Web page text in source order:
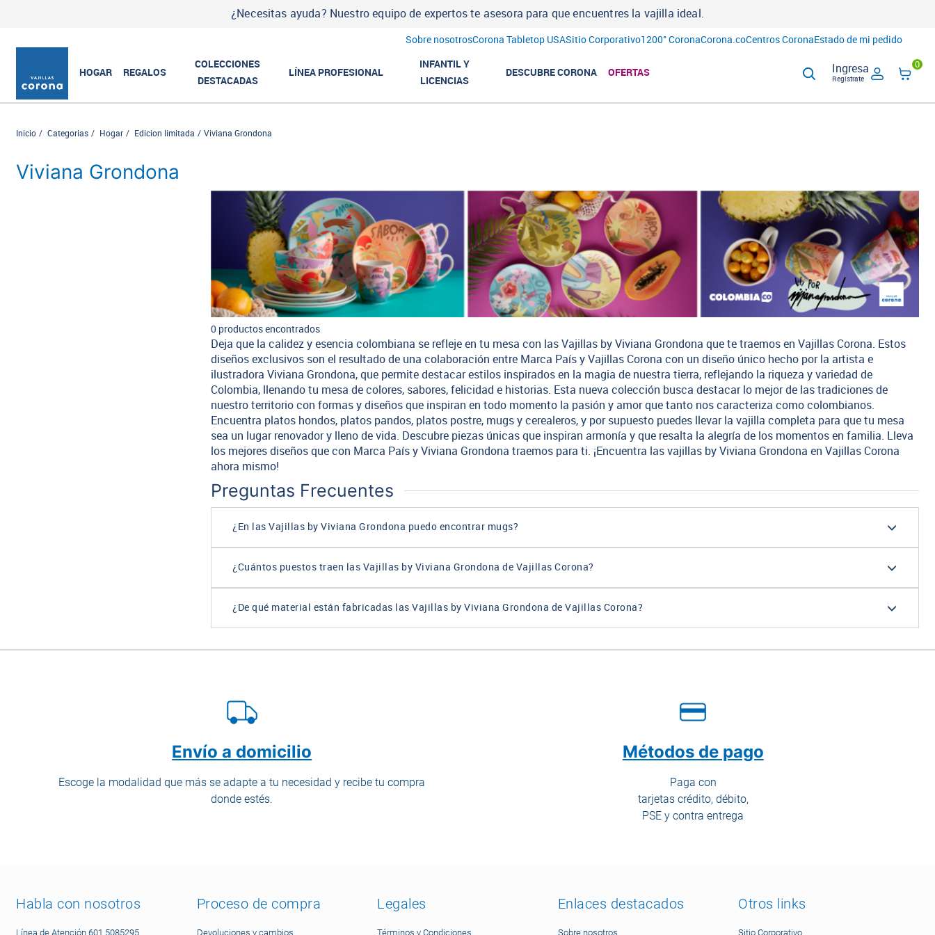
¿Necesitas ayuda? Nuestro equipo de expertos te asesora para que encuentres la vajilla ideal.
Sobre nosotrosCorona Tabletop USASitio Corporativo1200° CoronaCorona.coCentros CoronaEstado de mi pedido
HOGAR REGALOS
COLECCIONES
DESTACADAS
LÍNEA PROFESIONAL
INFANTIL Y
LICENCIAS
DESCUBRE CORONA OFERTAS Ingresa
Regístrate
0
Inicio Categorias Hogar Edicion limitada Viviana Grondona
Viviana Grondona
0 productos encontrados
Deja que la calidez y esencia colombiana se refleje en tu mesa con las Vajillas by Viviana Grondona que te traemos en Vajillas Corona. Estos
diseños exclusivos son el resultado de una colaboración entre Marca País y Vajillas Corona con un diseño único hecho por la artista e
ilustradora Viviana Grondona, que permite destacar estilos inspirados en la magia de nuestra tierra, reflejando la riqueza y variedad de
Colombia, llenando tu mesa de colores, sabores, felicidad e historias. Esta nueva colección busca destacar lo mejor de las tradiciones de
nuestro territorio con formas y diseños que inspiran en todo momento la pasión y amor que tanto nos caracteriza como colombianos.
Encuentra platos hondos, platos pandos, platos postre, mugs y cerealeros, y por supuesto puedes llevar la vajilla completa para que tu mesa
sea un lugar renovador y lleno de vida. Descubre piezas únicas que inspiran armonía y que resalta la alegría de los momentos en familia. Lleva
los mejores diseños que con Marca País y Viviana Grondona traemos para ti. ¡Encuentra las vajillas by Viviana Grondona en Vajillas Corona
ahora mismo!
Preguntas Frecuentes
¿En las Vajillas by Viviana Grondona puedo encontrar mugs?
¿Cuántos puestos traen las Vajillas by Viviana Grondona de Vajillas Corona?
¿De qué material están fabricadas las Vajillas by Viviana Grondona de Vajillas Corona?
Envío a domicilio
Escoge la modalidad que más se adapte a tu necesidad y recibe tu compra
donde estés.
Métodos de pago
Paga con
tarjetas crédito, débito,
PSE y contra entrega
Habla con nosotros
Línea de Atención 601 5085295
Proceso de compra
Devoluciones y cambios
Legales
Términos y Condiciones
Enlaces destacados
Sobre nosotros
Otros links
Sitio Corporativo